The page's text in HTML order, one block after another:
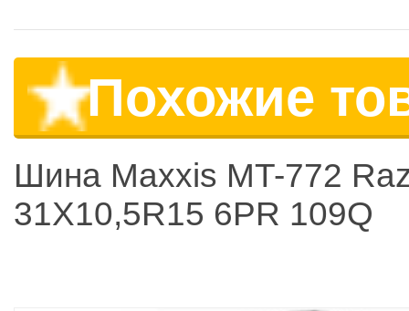
Похожие
Шина Maxxis MT-772
31X10,5R15 6PR 109Q